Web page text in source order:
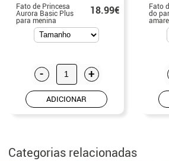
Fato de Princesa
Aurora Basic Plus
para menina
18.99€
- +
ADICIONAR
Fato
do
Categorias relacionadas